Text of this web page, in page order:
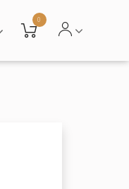
0